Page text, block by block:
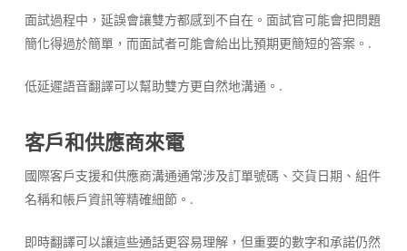
面試過程中，延誤會讓雙方都感到不自在。面試官可能會把問題
簡化得過於簡單，而面試者可能會給出比預期更簡短的答案。.
低延遲語音翻譯可以幫助雙方更自然地溝通。.
客戶和供應商來電
國際客戶支援和供應商溝通通常涉及訂單號碼、交貨日期、組件
名稱和帳戶資訊等精確細節。.
即時翻譯可以讓這些通話更容易理解，但重要的數字和承諾仍然